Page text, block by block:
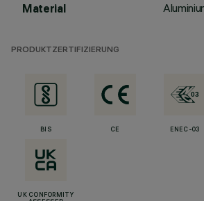
Material
PRODUKTZERTIFIZIERUNG
BIS CE ENEC-03
UK CONFORMITY